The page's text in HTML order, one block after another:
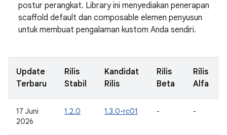
postur perangkat. Library ini menyediakan penerapan
scaffold default dan composable elemen penyusun
untuk membuat pengalaman kustom Anda sendiri.
Update
Terbaru
Rilis
Stabil
Kandidat
Rilis
Rilis
Beta
Rilis
Alfa
17 Juni
2026
1.2.0 1.3.0-rc01 - -